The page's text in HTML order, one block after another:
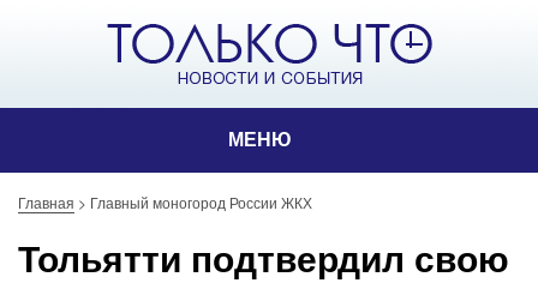
МЕНЮ
Главная > Главный моногород России ЖКХ
Тольятти подтвердил свою